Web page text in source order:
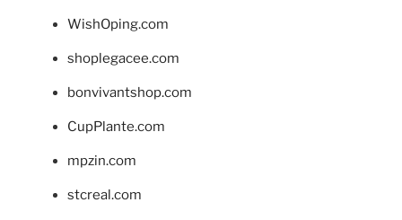
WishOping.com
shoplegacee.com
bonvivantshop.com
CupPlante.com
mpzin.com
stcreal.com